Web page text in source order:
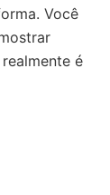
Você
é